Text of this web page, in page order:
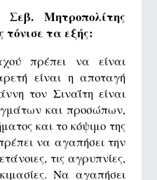
Μητροπολίτης
τα εξής:
πρέπει να είναι
είναι η αποταγή
τον Σιναΐτη είναι
και προσώπων,
και το κόψιμο της
να αγαπήσει την
τις αγρυπνίες,
Να αγαπήσει